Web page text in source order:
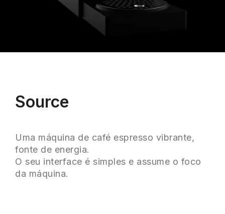
Source
Uma máquina de café espresso vibrante,
fonte de energia.
O seu interface é simples e assume o foco
da máquina.